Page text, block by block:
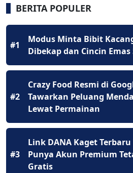
BERITA POPULER
#1
Modus Minta Bibit
Dibekap dan Cincin
#2
Crazy Food Resmi di
Tawarkan Peluang
Lewat Permainan
#3
Link DANA Kaget
Punya Akun Premium
Gratis